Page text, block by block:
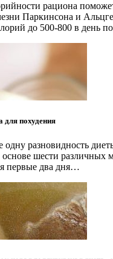
рациона
Паркинсона и
до 500-800 в день
для похудения
одну разновидность
основе шести различных
первые два дня…